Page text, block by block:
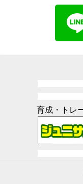
育成・トレ